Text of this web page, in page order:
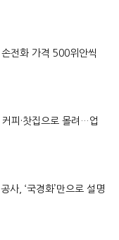
전화 가격 500위안씩
피·찻집으로 몰려…업
사, ‘국경화’만으로 설명